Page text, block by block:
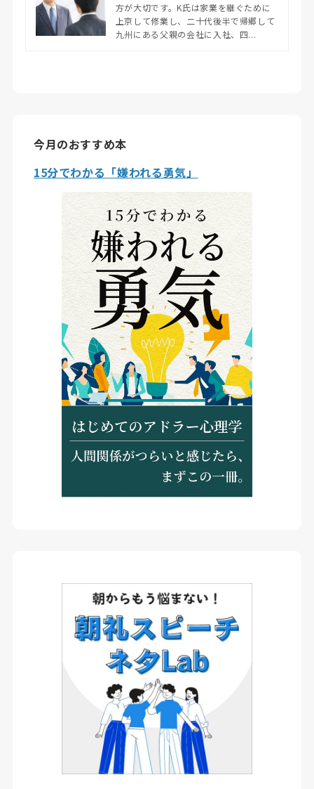
方が大切です。K氏は家業を継ぐために
上京して修業し、二十代後半で帰郷して
九州にある父親の会社に入社、四...
今月のおすすめ本
15分でわかる「嫌われる勇気」